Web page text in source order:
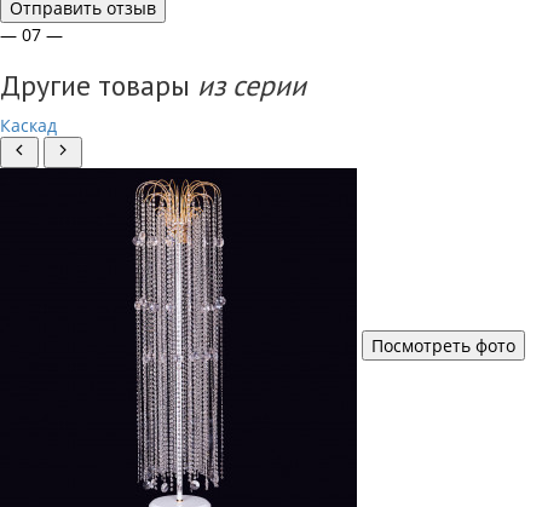
Отправить отзыв
— 07 —
Другие товары из серии
Каскад
Посмотреть фото